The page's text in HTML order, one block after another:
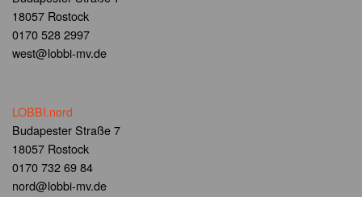
18057 Rostock
0170 528 2997
west@lobbi-mv.de
LOBBI.nord
Budapester Straße 7
18057 Rostock
0170 732 69 84
nord@lobbi-mv.de